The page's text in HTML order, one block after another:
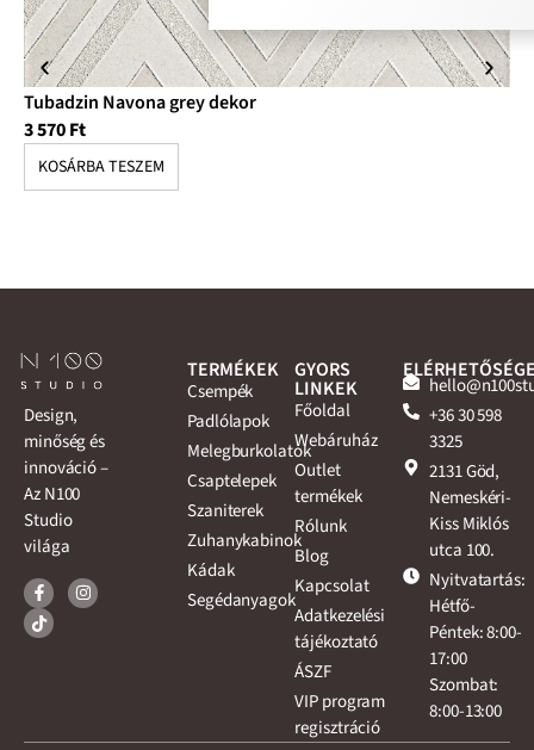
Tubadzin Navona grey dekor
3 570Ft
KOSÁRBA TESZEM
Design,
minőség és
innováció –
Az N100
Studio
világa
TERMÉKEK
Csempék
Padlólapok
Melegburkolatok
Csaptelepek
Szaniterek
Zuhanykabinok
Kádak
Segédanyagok
GYORS
LINKEK
Főoldal
Webáruház
Outlet
termékek
Rólunk
Blog
Kapcsolat
Adatkezelési
tájékoztató
ÁSZF
VIP program
regisztráció
+36 30 598
3325
2131 Göd,
Nemeskéri-
Kiss Miklós
utca 100.
Nyitvatartás:
Hétfő-
Péntek: 8:00-
17:00
Szombat:
8:00-13:00